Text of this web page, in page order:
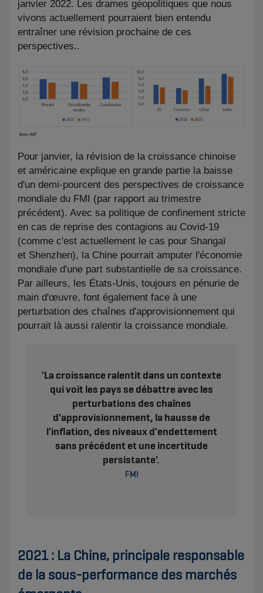
janvier 2022. Les drames géopolitiques que nous
vivons actuellement pourraient bien entendu
entraîner une révision prochaine de ces
perspectives..
Pour janvier, la révision de la croissance chinoise
et américaine explique en grande partie la baisse
d'un demi-pourcent des perspectives de croissance
mondiale du FMI (par rapport au trimestre
précédent). Avec sa politique de confinement stricte
en cas de reprise des contagions au Covid-19
(comme c'est actuellement le cas pour Shangaï
et Shenzhen), la Chine pourrait amputer l'économie
mondiale d'une part substantielle de sa croissance.
Par ailleurs, les États-Unis, toujours en pénurie de
main d'œuvre, font également face à une
perturbation des chaînes d'approvisionnement qui
pourrait là aussi ralentir la croissance mondiale.
'La croissance ralentit dans un contexte
qui voit les pays se débattre avec les
perturbations des chaînes
d'approvisionnement, la hausse de
l'inflation, des niveaux d'endettement
sans précédent et une incertitude
persistante'. ​​​
FMI
2021 : La Chine, principale responsable
de la sous-performance des marchés